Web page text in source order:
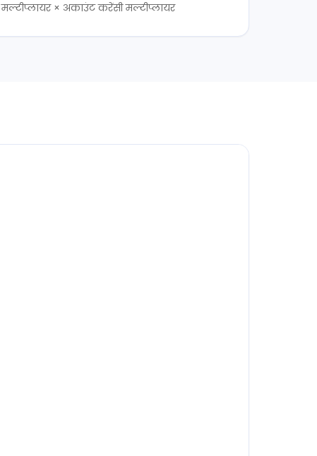
मल्टीप्लायर × अकाउंट करेंसी मल्टीप्लायर